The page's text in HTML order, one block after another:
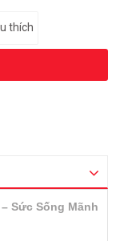
thích
Sức Sống Mãnh